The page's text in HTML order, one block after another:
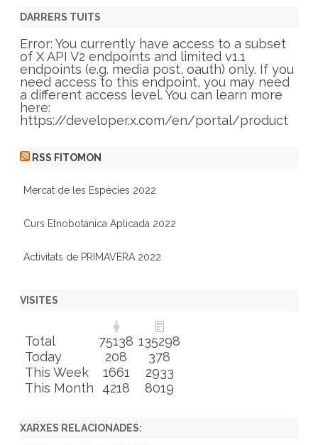
g
r
i
e
s
DARRERS TUITS
Error: You currently have access to a subset
of X API V2 endpoints and limited v1.1
endpoints (e.g. media post, oauth) only. If you
need access to this endpoint, you may need
a different access level. You can learn more
here:
https://developer.x.com/en/portal/product
RSS FITOMON
Mercat de les Espècies 2022
Curs Etnobotánica Aplicada 2022
Activitats de PRIMAVERA 2022
VISITES
Total 75138 135298
Today
208
378
This Week
1661
2933
This Month
4218 8019
XARXES RELACIONADES: